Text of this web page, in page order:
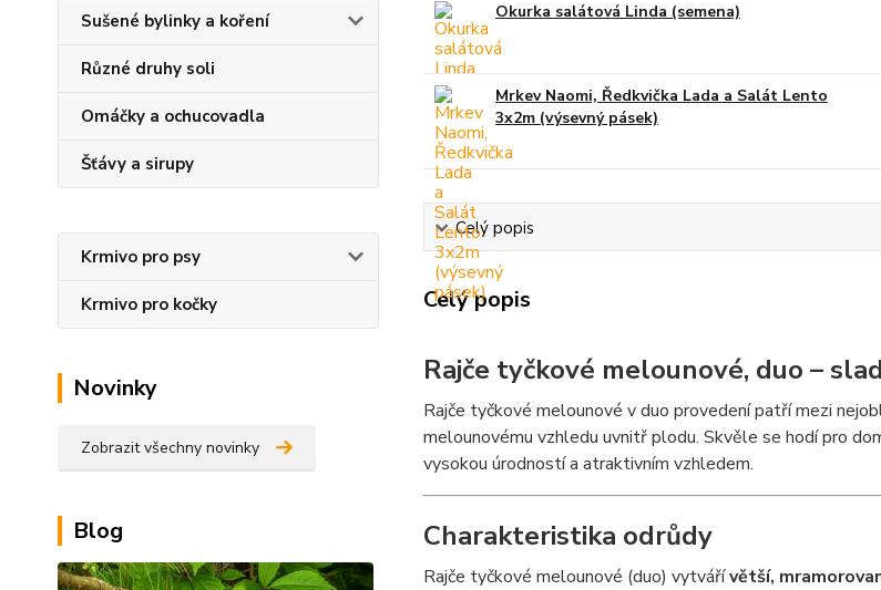
Sušené bylinky a koření
Různé druhy soli
Omáčky a ochucovadla
Šťávy a sirupy
Krmivo pro psy
Krmivo pro kočky
Novinky
Zobrazit všechny novinky
Blog
Okurka salátová Linda (semena)
Mrkev Naomi, Ředkvička Lada a Salát Lento
3x2m (výsevný pásek)
Celý popis
Celý popis
Rajče tyčkové melounové, duo –
Rajče tyčkové melounové v duo provedení patří mezi
melounovému vzhledu uvnitř plodu. Skvěle se hodí pro
vysokou úrodností a atraktivním vzhledem.
Charakteristika odrůdy
Rajče tyčkové melounové (duo) vytvářívětší,